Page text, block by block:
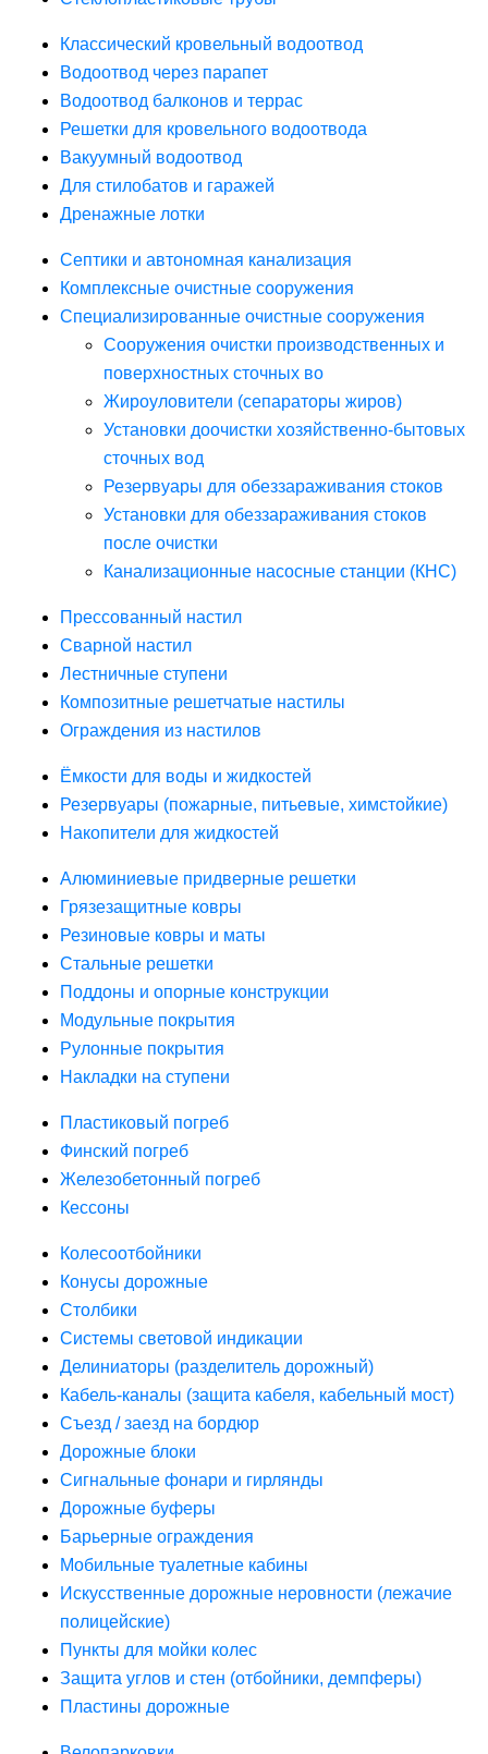
Классический кровельный водоотвод
Водоотвод через парапет
Водоотвод балконов и террас
Решетки для кровельного водоотвода
Вакуумный водоотвод
Для стилобатов и гаражей
Дренажные лотки
Септики и автономная канализация
Комплексные очистные сооружения
Специализированные очистные сооружения
Сооружения очистки производственных и
поверхностных сточных во
Жироуловители (сепараторы жиров)
Установки доочистки хозяйственно-бытовых
сточных вод
Резервуары для обеззараживания стоков
Установки для обеззараживания стоков
после очистки
Канализационные насосные станции (КНС)
Прессованный настил
Сварной настил
Лестничные ступени
Композитные решетчатые настилы
Ограждения из настилов
Ёмкости для воды и жидкостей
Резервуары (пожарные, питьевые, химстойкие)
Накопители для жидкостей
Алюминиевые придверные решетки
Грязезащитные ковры
Резиновые ковры и маты
Стальные решетки
Поддоны и опорные конструкции
Модульные покрытия
Рулонные покрытия
Накладки на ступени
Пластиковый погреб
Финский погреб
Железобетонный погреб
Кессоны
Колесоотбойники
Конусы дорожные
Столбики
Системы световой индикации
Делиниаторы (разделитель дорожный)
Кабель-каналы (защита кабеля, кабельный мост)
Съезд / заезд на бордюр
Дорожные блоки
Сигнальные фонари и гирлянды
Дорожные буферы
Барьерные ограждения
Мобильные туалетные кабины
Искусственные дорожные неровности (лежачие
полицейские)
Пункты для мойки колес
Защита углов и стен (отбойники, демпферы)
Пластины дорожные